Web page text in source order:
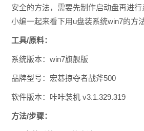
安全的方法，需要先制作启动盘再进
小编一起来看下用u盘装系统win7的方法
工具/原料：
系统版本：win7旗舰版
品牌型号：宏碁掠夺者战斧500
软件版本：咔咔装机 v3.1.329.319
方法/步骤：